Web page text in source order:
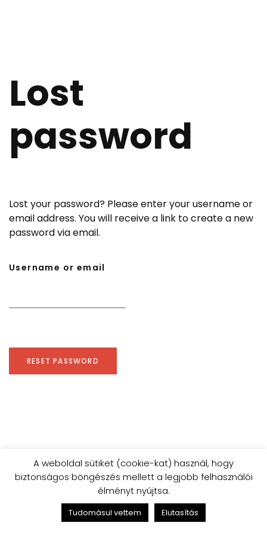
Lost
password
Lost your password? Please enter your username or
email address. You will receive a link to create a new
password via email.
Username or email
RESET PASSWORD
A weboldal sütiket (cookie-kat) használ, hogy
biztonságos böngészés mellett a legjobb felhasználói
élményt nyújtsa.
Tudomásul vettem Elutasítás